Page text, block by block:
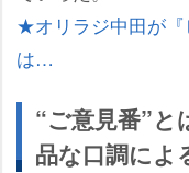
★オリラジ中田が『
は…
“ご意見番”
品な口調によ